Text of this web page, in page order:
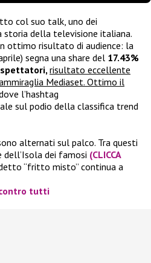
col suo talk, uno dei
storia della televisione italiana.
ottimo risultato di audience: la
segna una share del 17.43%
risultato eccellente
Mediaset. Ottimo il
dove l’hashtag
sul podio della classifica trend
alternati sul palco. Tra questi
dell’Isola dei famosi (CLICCA
“fritto misto” continua a
contro tutti